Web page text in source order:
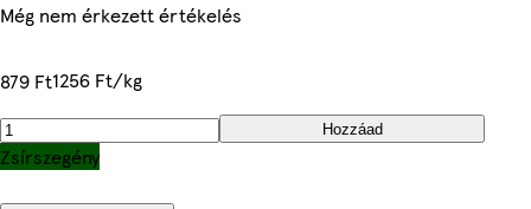
Még nem érkezett értékelés
879 Ft1256 Ft/kg
Hozzáad
Zsírszegény